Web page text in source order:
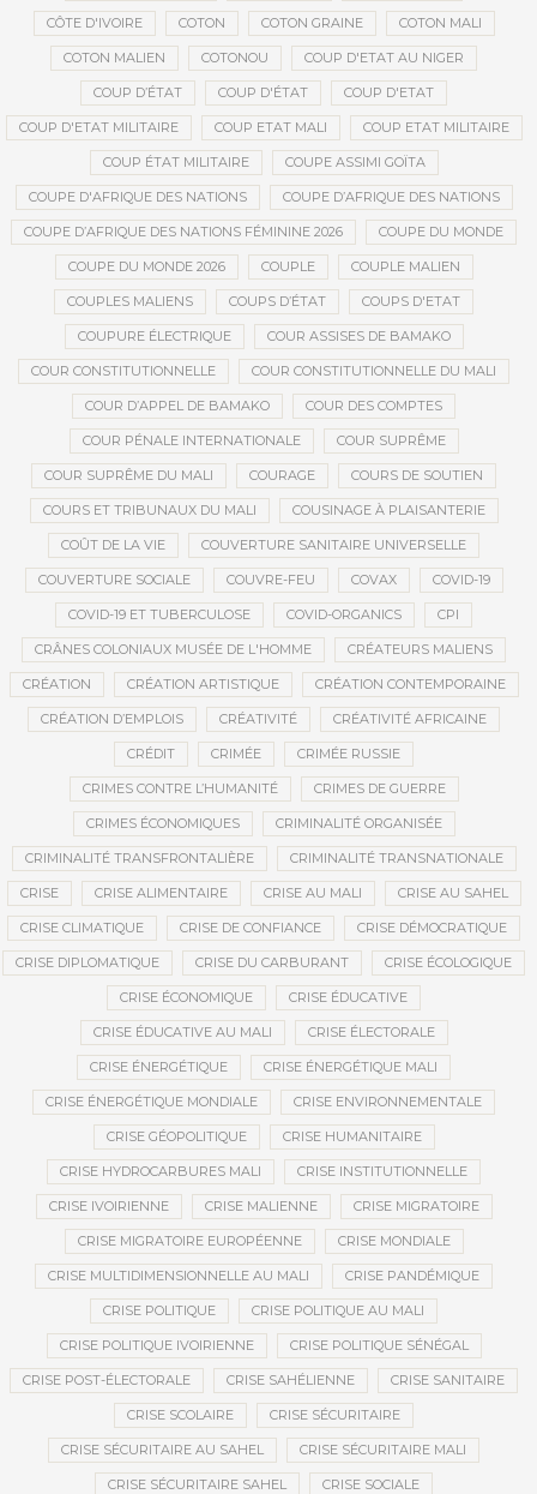
CÔTE D'IVOIRE COTON COTON GRAINE COTON MALI
COTON MALIEN COTONOU COUP D'ETAT AU NIGER
COUP D’ÉTAT COUP D'ÉTAT COUP D'ETAT
COUP D'ETAT MILITAIRE COUP ETAT MALI COUP ETAT MILITAIRE
COUP ÉTAT MILITAIRE COUPE ASSIMI GOÏTA
COUPE D'AFRIQUE DES NATIONS COUPE D’AFRIQUE DES NATIONS
COUPE D’AFRIQUE DES NATIONS FÉMININE 2026 COUPE DU MONDE
COUPE DU MONDE 2026 COUPLE COUPLE MALIEN
COUPLES MALIENS COUPS D’ÉTAT COUPS D'ETAT
COUPURE ÉLECTRIQUE COUR ASSISES DE BAMAKO
COUR CONSTITUTIONNELLE COUR CONSTITUTIONNELLE DU MALI
COUR D’APPEL DE BAMAKO COUR DES COMPTES
COUR PÉNALE INTERNATIONALE COUR SUPRÊME
COUR SUPRÊME DU MALI COURAGE COURS DE SOUTIEN
COURS ET TRIBUNAUX DU MALI COUSINAGE À PLAISANTERIE
COÛT DE LA VIE COUVERTURE SANITAIRE UNIVERSELLE
COUVERTURE SOCIALE COUVRE-FEU COVAX COVID-19
COVID-19 ET TUBERCULOSE COVID-ORGANICS CPI
CRÂNES COLONIAUX MUSÉE DE L'HOMME CRÉATEURS MALIENS
CRÉATION CRÉATION ARTISTIQUE CRÉATION CONTEMPORAINE
CRÉATION D’EMPLOIS CRÉATIVITÉ CRÉATIVITÉ AFRICAINE
CRÉDIT CRIMÉE CRIMÉE RUSSIE
CRIMES CONTRE L’HUMANITÉ CRIMES DE GUERRE
CRIMES ÉCONOMIQUES CRIMINALITÉ ORGANISÉE
CRIMINALITÉ TRANSFRONTALIÈRE CRIMINALITÉ TRANSNATIONALE
CRISE CRISE ALIMENTAIRE CRISE AU MALI CRISE AU SAHEL
CRISE CLIMATIQUE CRISE DE CONFIANCE CRISE DÉMOCRATIQUE
CRISE DIPLOMATIQUE CRISE DU CARBURANT CRISE ÉCOLOGIQUE
CRISE ÉCONOMIQUE CRISE ÉDUCATIVE
CRISE ÉDUCATIVE AU MALI CRISE ÉLECTORALE
CRISE ÉNERGÉTIQUE CRISE ÉNERGÉTIQUE MALI
CRISE ÉNERGÉTIQUE MONDIALE CRISE ENVIRONNEMENTALE
CRISE GÉOPOLITIQUE CRISE HUMANITAIRE
CRISE HYDROCARBURES MALI CRISE INSTITUTIONNELLE
CRISE IVOIRIENNE CRISE MALIENNE CRISE MIGRATOIRE
CRISE MIGRATOIRE EUROPÉENNE CRISE MONDIALE
CRISE MULTIDIMENSIONNELLE AU MALI CRISE PANDÉMIQUE
CRISE POLITIQUE CRISE POLITIQUE AU MALI
CRISE POLITIQUE IVOIRIENNE CRISE POLITIQUE SÉNÉGAL
CRISE POST-ÉLECTORALE CRISE SAHÉLIENNE CRISE SANITAIRE
CRISE SCOLAIRE CRISE SÉCURITAIRE
CRISE SÉCURITAIRE AU SAHEL CRISE SÉCURITAIRE MALI
CRISE SÉCURITAIRE SAHEL CRISE SOCIALE